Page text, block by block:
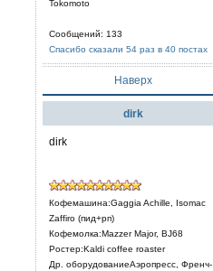
Tokomoto
Сообщений: 133
Спасибо сказали 54 раз в 40 постах
Наверх
dirk
dirk
Кофемашина:Gaggia Achille, Isomac
Zaffiro (пид+рп)
Кофемолка:Mazzer Major, BJ68
Ростер:Kaldi coffee roaster
Др. оборудованиеАэропресс, Френч-